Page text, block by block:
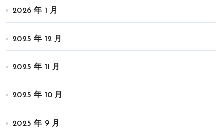
2026 年 1 月
2025 年 12 月
2025 年 11 月
2025 年 10 月
2025 年 9 月